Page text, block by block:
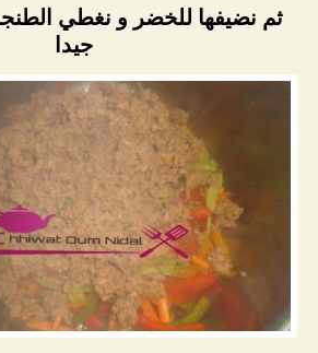
ثم نضيفها للخضر و نغطي
جيدا